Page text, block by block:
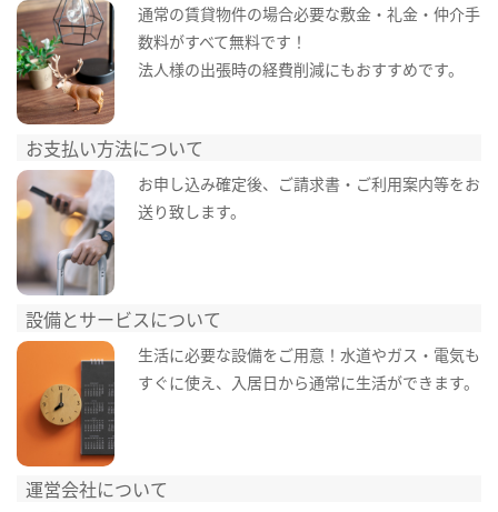
通常の賃貸物件の場合必要な敷金・礼金・仲介手
数料がすべて無料です！
法人様の出張時の経費削減にもおすすめです。
お支払い方法について
お申し込み確定後、ご請求書・ご利用案内等をお
送り致します。
設備とサービスについて
生活に必要な設備をご用意！水道やガス・電気も
すぐに使え、入居日から通常に生活ができます。
運営会社について